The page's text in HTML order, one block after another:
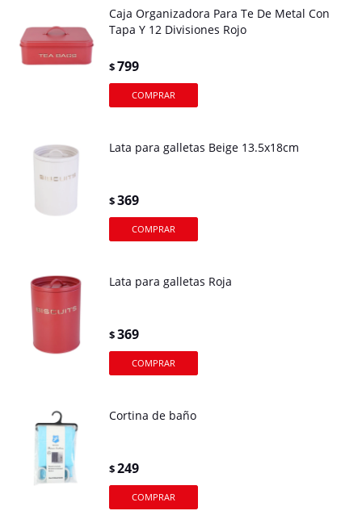
Caja Organizadora Para Te De Metal Con
Tapa Y 12 Divisiones Rojo
$799
Lata para galletas Beige 13.5x18cm
$369
Lata para galletas Roja
$369
Cortina de baño
$249